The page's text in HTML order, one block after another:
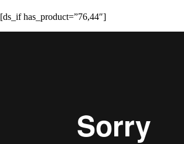
[ds_if has_product=”76,44″]